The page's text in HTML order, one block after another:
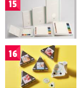
15
16